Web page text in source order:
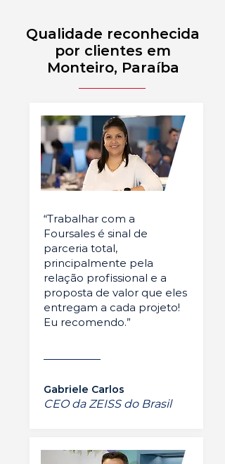
Qualidade reconhecida
por clientes em
Monteiro, Paraíba
“Trabalhar com a
Foursales é sinal de
parceria total,
principalmente pela
relação profissional e a
proposta de valor que eles
entregam a cada projeto!
Eu recomendo.”
Gabriele Carlos
CEO da ZEISS do Brasil